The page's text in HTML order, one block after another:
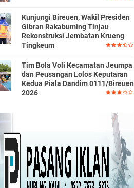
Kunjungi Bireuen, Wakil Presiden
Gibran Rakabuming Tinjau
Rekonstruksi Jembatan Krueng
Tingkeum
Tim Bola Voli Kecamatan Jeumpa
dan Peusangan Lolos Keputaran
Kedua Piala Dandim 0111/Bireuen
2026